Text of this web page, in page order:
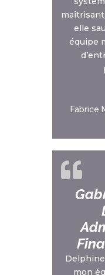
maîtrisant
elle
équipe
Fabrice
mon